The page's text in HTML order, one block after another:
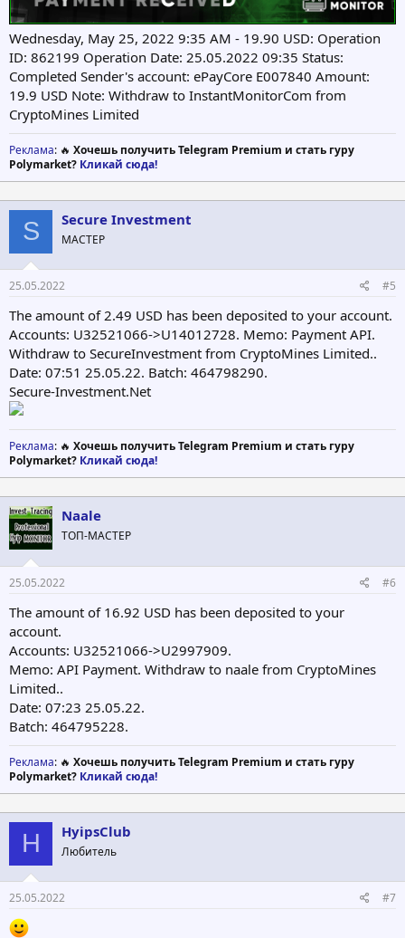
Wednesday, May 25, 2022 9:35 AM - 19.90 USD: Operation
ID: 862199 Operation Date: 25.05.2022 09:35 Status:
Completed Sender's account: ePayCore E007840 Amount:
19.9 USD Note: Withdraw to InstantMonitorCom from
CryptoMines Limited
Реклама: 🔥 Хочешь получить Telegram Premium и стать гуру
Polymarket? Кликай сюда!
S Secure Investment
МАСТЕР
25.05.2022 #5
The amount of 2.49 USD has been deposited to your account.
Accounts: U32521066->U14012728. Memo: Payment API.
Withdraw to SecureInvestment from CryptoMines Limited..
Date: 07:51 25.05.22. Batch: 464798290.
Secure-Investment.Net
Реклама: 🔥 Хочешь получить Telegram Premium и стать гуру
Polymarket? Кликай сюда!
Naale
ТОП-МАСТЕР
25.05.2022 #6
The amount of 16.92 USD has been deposited to your
account.
Accounts: U32521066->U2997909.
Memo: API Payment. Withdraw to naale from CryptoMines
Limited..
Date: 07:23 25.05.22.
Batch: 464795228.
Реклама: 🔥 Хочешь получить Telegram Premium и стать гуру
Polymarket? Кликай сюда!
H HyipsClub
Любитель
25.05.2022 #7